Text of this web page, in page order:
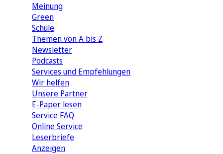
Meinung
Green
Schule
Themen von A bis Z
Newsletter
Podcasts
Services und Empfehlungen
Wir helfen
Unsere Partner
E-Paper lesen
Service FAQ
Online Service
Leserbriefe
Anzeigen